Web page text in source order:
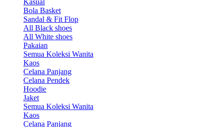
Kasual
Bola Basket
Sandal & Fit Flop
All Black shoes
All White shoes
Pakaian
Semua Koleksi Wanita
Kaos
Celana Panjang
Celana Pendek
Hoodie
Jaket
Semua Koleksi Wanita
Kaos
Celana Panjang